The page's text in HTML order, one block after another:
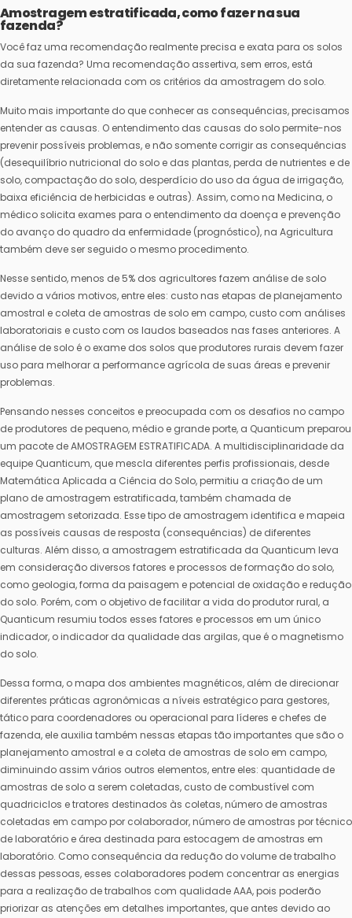
Amostragem estratificada, como fazer na sua
fazenda?
Você faz uma recomendação realmente precisa e exata para os solos
da sua fazenda? Uma recomendação assertiva, sem erros, está
diretamente relacionada com os critérios da amostragem do solo.
Muito mais importante do que conhecer as consequências, precisamos
entender as causas. O entendimento das causas do solo permite-nos
prevenir possíveis problemas, e não somente corrigir as consequências
(desequilíbrio nutricional do solo e das plantas, perda de nutrientes e de
solo, compactação do solo, desperdício do uso da água de irrigação,
baixa eficiência de herbicidas e outras). Assim, como na Medicina, o
médico solicita exames para o entendimento da doença e prevenção
do avanço do quadro da enfermidade (prognóstico), na Agricultura
também deve ser seguido o mesmo procedimento.
Nesse sentido, menos de 5% dos agricultores fazem análise de solo
devido a vários motivos, entre eles: custo nas etapas de planejamento
amostral e coleta de amostras de solo em campo, custo com análises
laboratoriais e custo com os laudos baseados nas fases anteriores. A
análise de solo é o exame dos solos que produtores rurais devem fazer
uso para melhorar a performance agrícola de suas áreas e prevenir
problemas.
Pensando nesses conceitos e preocupada com os desafios no campo
de produtores de pequeno, médio e grande porte, a Quanticum preparou
um pacote de AMOSTRAGEM ESTRATIFICADA. A multidisciplinaridade da
equipe Quanticum, que mescla diferentes perfis profissionais, desde
Matemática Aplicada a Ciência do Solo, permitiu a criação de um
plano de amostragem estratificada, também chamada de
amostragem setorizada. Esse tipo de amostragem identifica e mapeia
as possíveis causas de resposta (consequências) de diferentes
culturas. Além disso, a amostragem estratificada da Quanticum leva
em consideração diversos fatores e processos de formação do solo,
como geologia, forma da paisagem e potencial de oxidação e redução
do solo. Porém, com o objetivo de facilitar a vida do produtor rural, a
Quanticum resumiu todos esses fatores e processos em um único
indicador, o indicador da qualidade das argilas, que é o magnetismo
do solo.
Dessa forma, o mapa dos ambientes magnéticos, além de direcionar
diferentes práticas agronômicas a níveis estratégico para gestores,
tático para coordenadores ou operacional para líderes e chefes de
fazenda, ele auxilia também nessas etapas tão importantes que são o
planejamento amostral e a coleta de amostras de solo em campo,
diminuindo assim vários outros elementos, entre eles: quantidade de
amostras de solo a serem coletadas, custo de combustível com
quadriciclos e tratores destinados às coletas, número de amostras
coletadas em campo por colaborador, número de amostras por técnico
de laboratório e área destinada para estocagem de amostras em
laboratório. Como consequência da redução do volume de trabalho
dessas pessoas, esses colaboradores podem concentrar as energias
para a realização de trabalhos com qualidade AAA, pois poderão
priorizar as atenções em detalhes importantes, que antes devido ao